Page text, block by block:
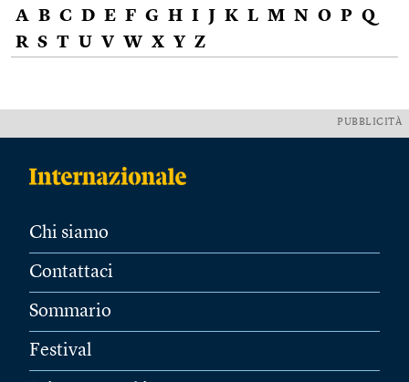
A B C D E F G H I J K L M N O P Q
R S T U V W X Y Z
PUBBLICITÀ
Chi siamo
Contattaci
Sommario
Festival